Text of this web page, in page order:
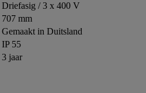
Driefasig / 3 x 400 V
707 mm
Gemaakt in Duitsland
IP 55
3 jaar